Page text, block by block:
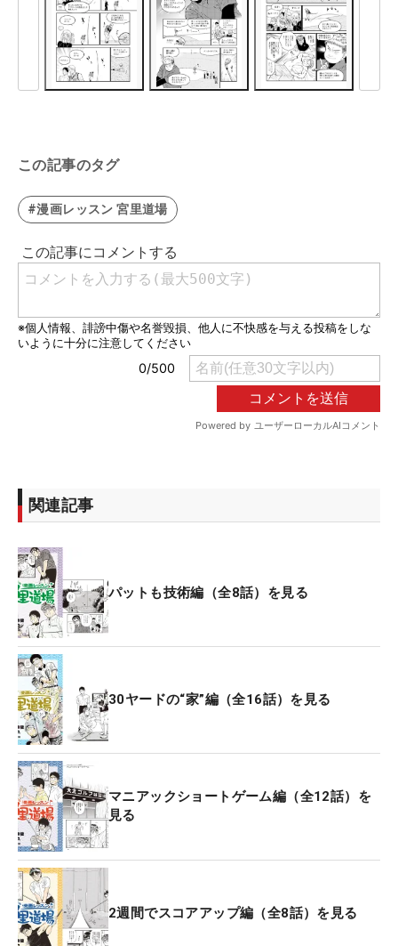
この記事のタグ
#漫画レッスン 宮里道場
関連記事
パットも技術編（全8話）を見る
30ヤードの“家”編（全16話）を見る
マニアックショートゲーム編（全12話）を
見る
2週間でスコアアップ編（全8話）を見る